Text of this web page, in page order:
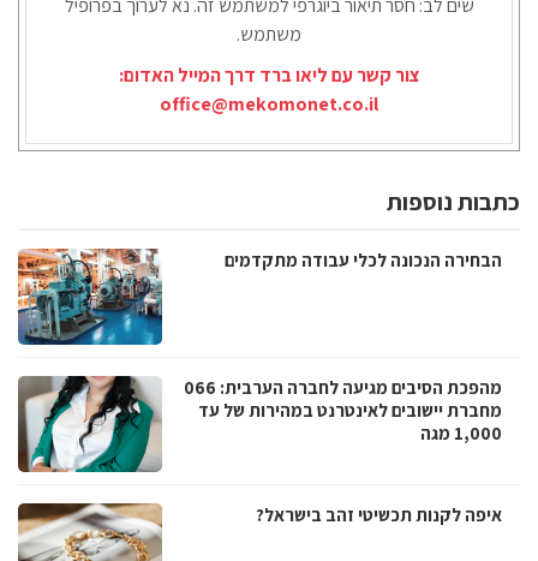
שים לב: חסר תיאור ביוגרפי למשתמש זה. נא לערוך בפרופיל
משתמש.
צור קשר עם ליאו ברד דרך המייל האדום:
office@mekomonet.co.il
כתבות נוספות
הבחירה הנכונה לכלי עבודה מתקדמים
מהפכת הסיבים מגיעה לחברה הערבית: 066
מחברת יישובים לאינטרנט במהירות של עד
1,000 מגה
איפה לקנות תכשיטי זהב בישראל?